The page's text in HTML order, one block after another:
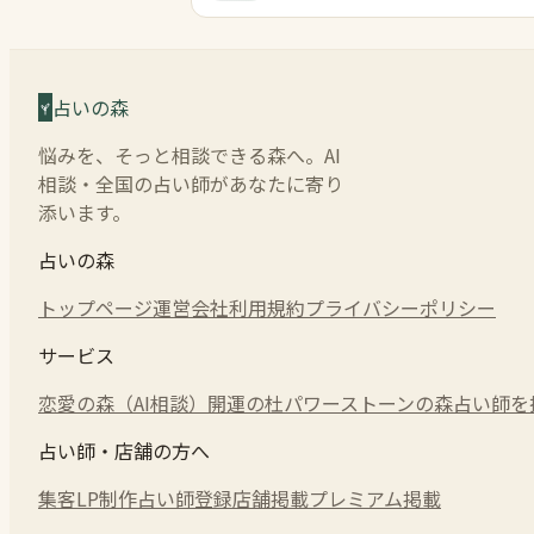
占いの森
悩みを、そっと相談できる森へ。AI
相談・全国の占い師があなたに寄り
添います。
占いの森
トップページ運営会社利用規約プライバシーポリシー
サービス
恋愛の森（AI相談） 開運の杜パワーストーンの森占い師
占い師・店舗の方へ
集客LP制作占い師登録店舗掲載プレミアム掲載